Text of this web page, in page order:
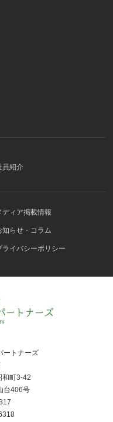
員紹介
ディア掲載情報
知らせ・コラム
ライバシーポリシー
ートナーズ
和町3-42
台406号